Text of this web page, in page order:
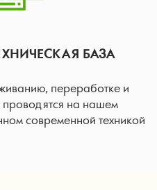
БАЗА
переработке и
на нашем
современной техникой